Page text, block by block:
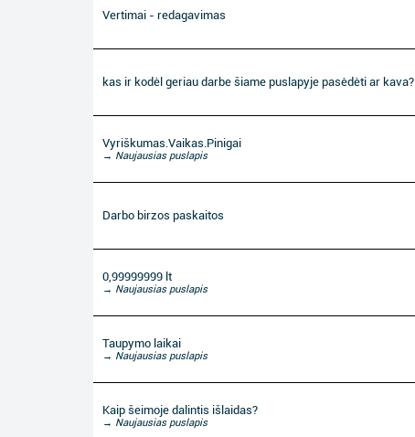
Vertimai - redagavimas
kas ir kodėl geriau darbe šiame puslapyje pasėdėti ar kava?
Vyriškumas.Vaikas.Pinigai
→ Naujausias puslapis
Darbo birzos paskaitos
0,99999999 lt
→ Naujausias puslapis
Taupymo laikai
→ Naujausias puslapis
Kaip šeimoje dalintis išlaidas?
→ Naujausias puslapis